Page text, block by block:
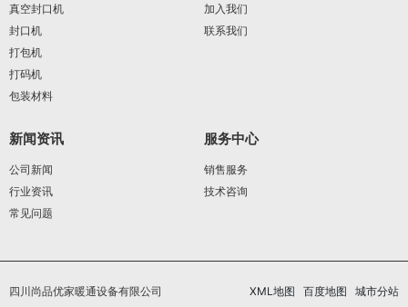
真空封口机
封口机
打包机
打码机
包装材料
加入我们
联系我们
新闻资讯
公司新闻
行业资讯
常见问题
服务中心
销售服务
技术咨询
四川尚品优家暖通设备有限公司 XML地图 百度地图 城市分站